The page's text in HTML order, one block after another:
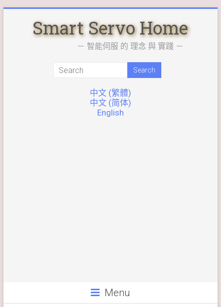
Smart Servo Home
－ 智能伺服 的 理念 與 實踐 －
中文 (繁體)
中文 (简体)
English
Menu